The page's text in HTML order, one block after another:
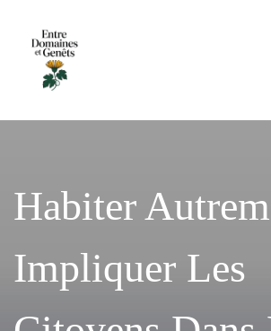
Habiter
Impliquer Les